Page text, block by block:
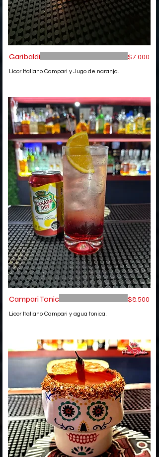
Garibaldi
Licor Italiano Campari y Jugo de naranja.
$7.000
Campari Tonic
Licor Italiano Campari y agua tonica.
$8.500